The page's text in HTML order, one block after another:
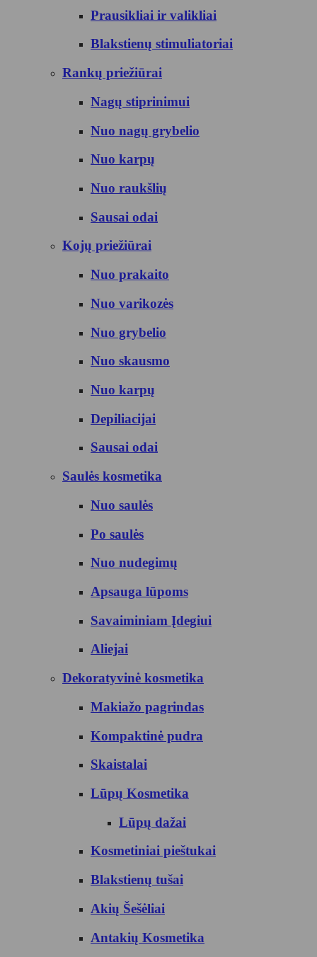
Prausikliai ir valikliai
Blakstienų stimuliatoriai
Rankų priežiūrai
Nagų stiprinimui
Nuo nagų grybelio
Nuo karpų
Nuo raukšlių
Sausai odai
Kojų priežiūrai
Nuo prakaito
Nuo varikozės
Nuo grybelio
Nuo skausmo
Nuo karpų
Depiliacijai
Sausai odai
Saulės kosmetika
Nuo saulės
Po saulės
Nuo nudegimų
Apsauga lūpoms
Savaiminiam Įdegiui
Aliejai
Dekoratyvinė kosmetika
Makiažo pagrindas
Kompaktinė pudra
Skaistalai
Lūpų Kosmetika
Lūpų dažai
Kosmetiniai pieštukai
Blakstienų tušai
Akių Šešėliai
Antakių Kosmetika